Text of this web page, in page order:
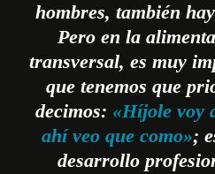
hombres, también
Pero en la
transversal, es muy
que tenemos que
decimos: «Híjole voy
ahí veo que como»;
desarrollo